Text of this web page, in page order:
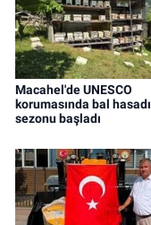
Macahel'de UNESCO
korumasında bal hasadı
sezonu başladı